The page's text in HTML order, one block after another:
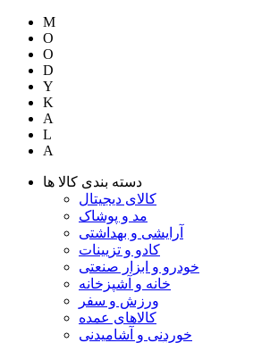
M
O
O
D
Y
K
A
L
A
دسته بندی کالا ها
کالای دیجیتال
مد و پوشاک
آرایشی و بهداشتی
کادو و تزیینات
خودرو و ابزار صنعتی
خانه و آشپزخانه
ورزش و سفر
کالاهای عمده
خوردنی و آشامیدنی